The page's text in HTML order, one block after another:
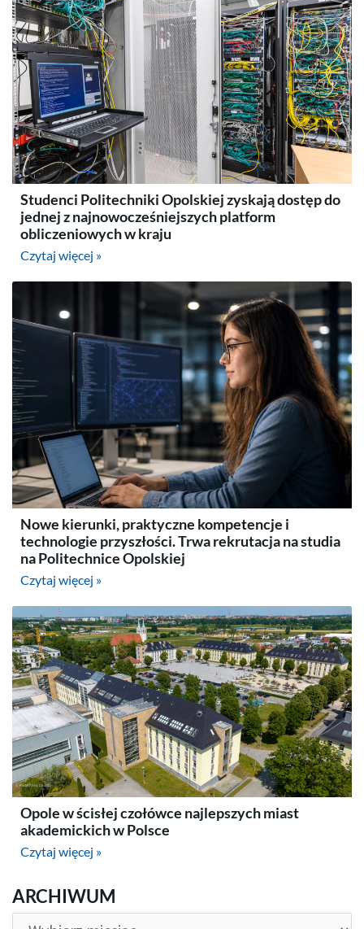
Studenci Politechniki Opolskiej zyskają dostęp do
jednej z najnowocześniejszych platform
obliczeniowych w kraju
Czytaj więcej »
Nowe kierunki, praktyczne kompetencje i
technologie przyszłości. Trwa rekrutacja na studia
na Politechnice Opolskiej
Czytaj więcej »
Opole w ścisłej czołówce najlepszych miast
akademickich w Polsce
Czytaj więcej »
ARCHIWUM
ARCHIWUM